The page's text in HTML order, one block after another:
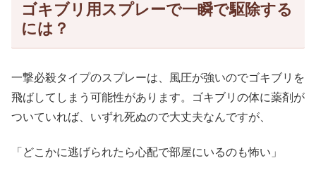
ゴキブリ用スプレーで一瞬で駆除する
には？
一撃必殺タイプのスプレーは、風圧が強いのでゴキブリを
飛ばしてしまう可能性があります。ゴキブリの体に薬剤が
ついていれば、いずれ死ぬので大丈夫なんですが、
「どこかに逃げられたら心配で部屋にいるのも怖い」